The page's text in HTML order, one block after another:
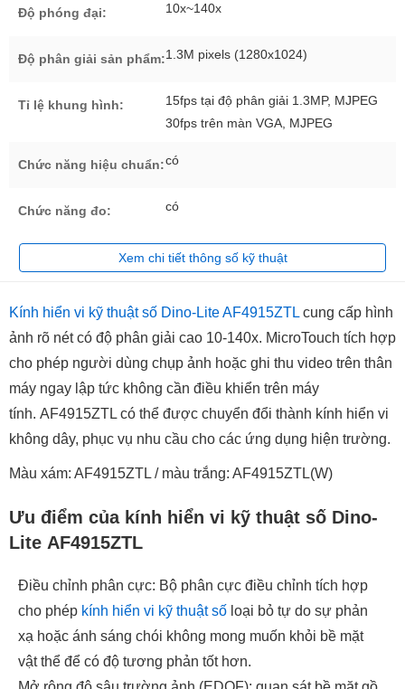
Độ phóng đại: 10x~140x
Độ phân giải sản phẩm:1.3M pixels (1280x1024)
Tỉ lệ khung hình:
15fps tại độ phân giải 1.3MP, MJPEG
30fps trên màn VGA, MJPEG
Chức năng hiệu chuẩn:có
Chức năng đo: có
Xem chi tiết thông số kỹ thuật
Kính hiển vi kỹ thuật số Dino-Lite AF4915ZTL cung cấp hình
ảnh rõ nét có độ phân giải cao 10-140x. MicroTouch tích hợp
cho phép người dùng chụp ảnh hoặc ghi thu video trên thân
máy ngay lập tức không cần điều khiển trên máy
tính. AF4915ZTL có thể được chuyển đổi thành kính hiển vi
không dây, phục vụ nhu cầu cho các ứng dụng hiện trường.
Màu xám: AF4915ZTL / màu trắng: AF4915ZTL(W)
Ưu điểm của kính hiển vi kỹ thuật số Dino-
Lite AF4915ZTL
Điều chỉnh phân cực: Bộ phân cực điều chỉnh tích hợp
cho phép kính hiển vi kỹ thuật số loại bỏ tự do sự phản
xạ hoặc ánh sáng chói không mong muốn khỏi bề mặt
vật thể để có độ tương phản tốt hơn.